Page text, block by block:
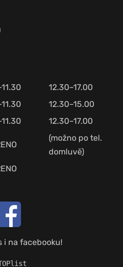
12.30–17.00
12.30–15.00
12.30–17.00
(možno po tel.
domluvě)
i na facebooku!